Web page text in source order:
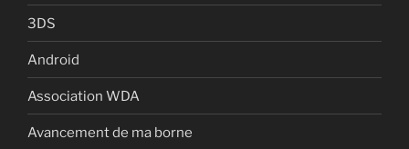
3DS
Android
Association WDA
Avancement de ma borne